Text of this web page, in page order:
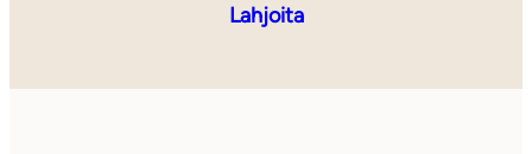
Lahjoita